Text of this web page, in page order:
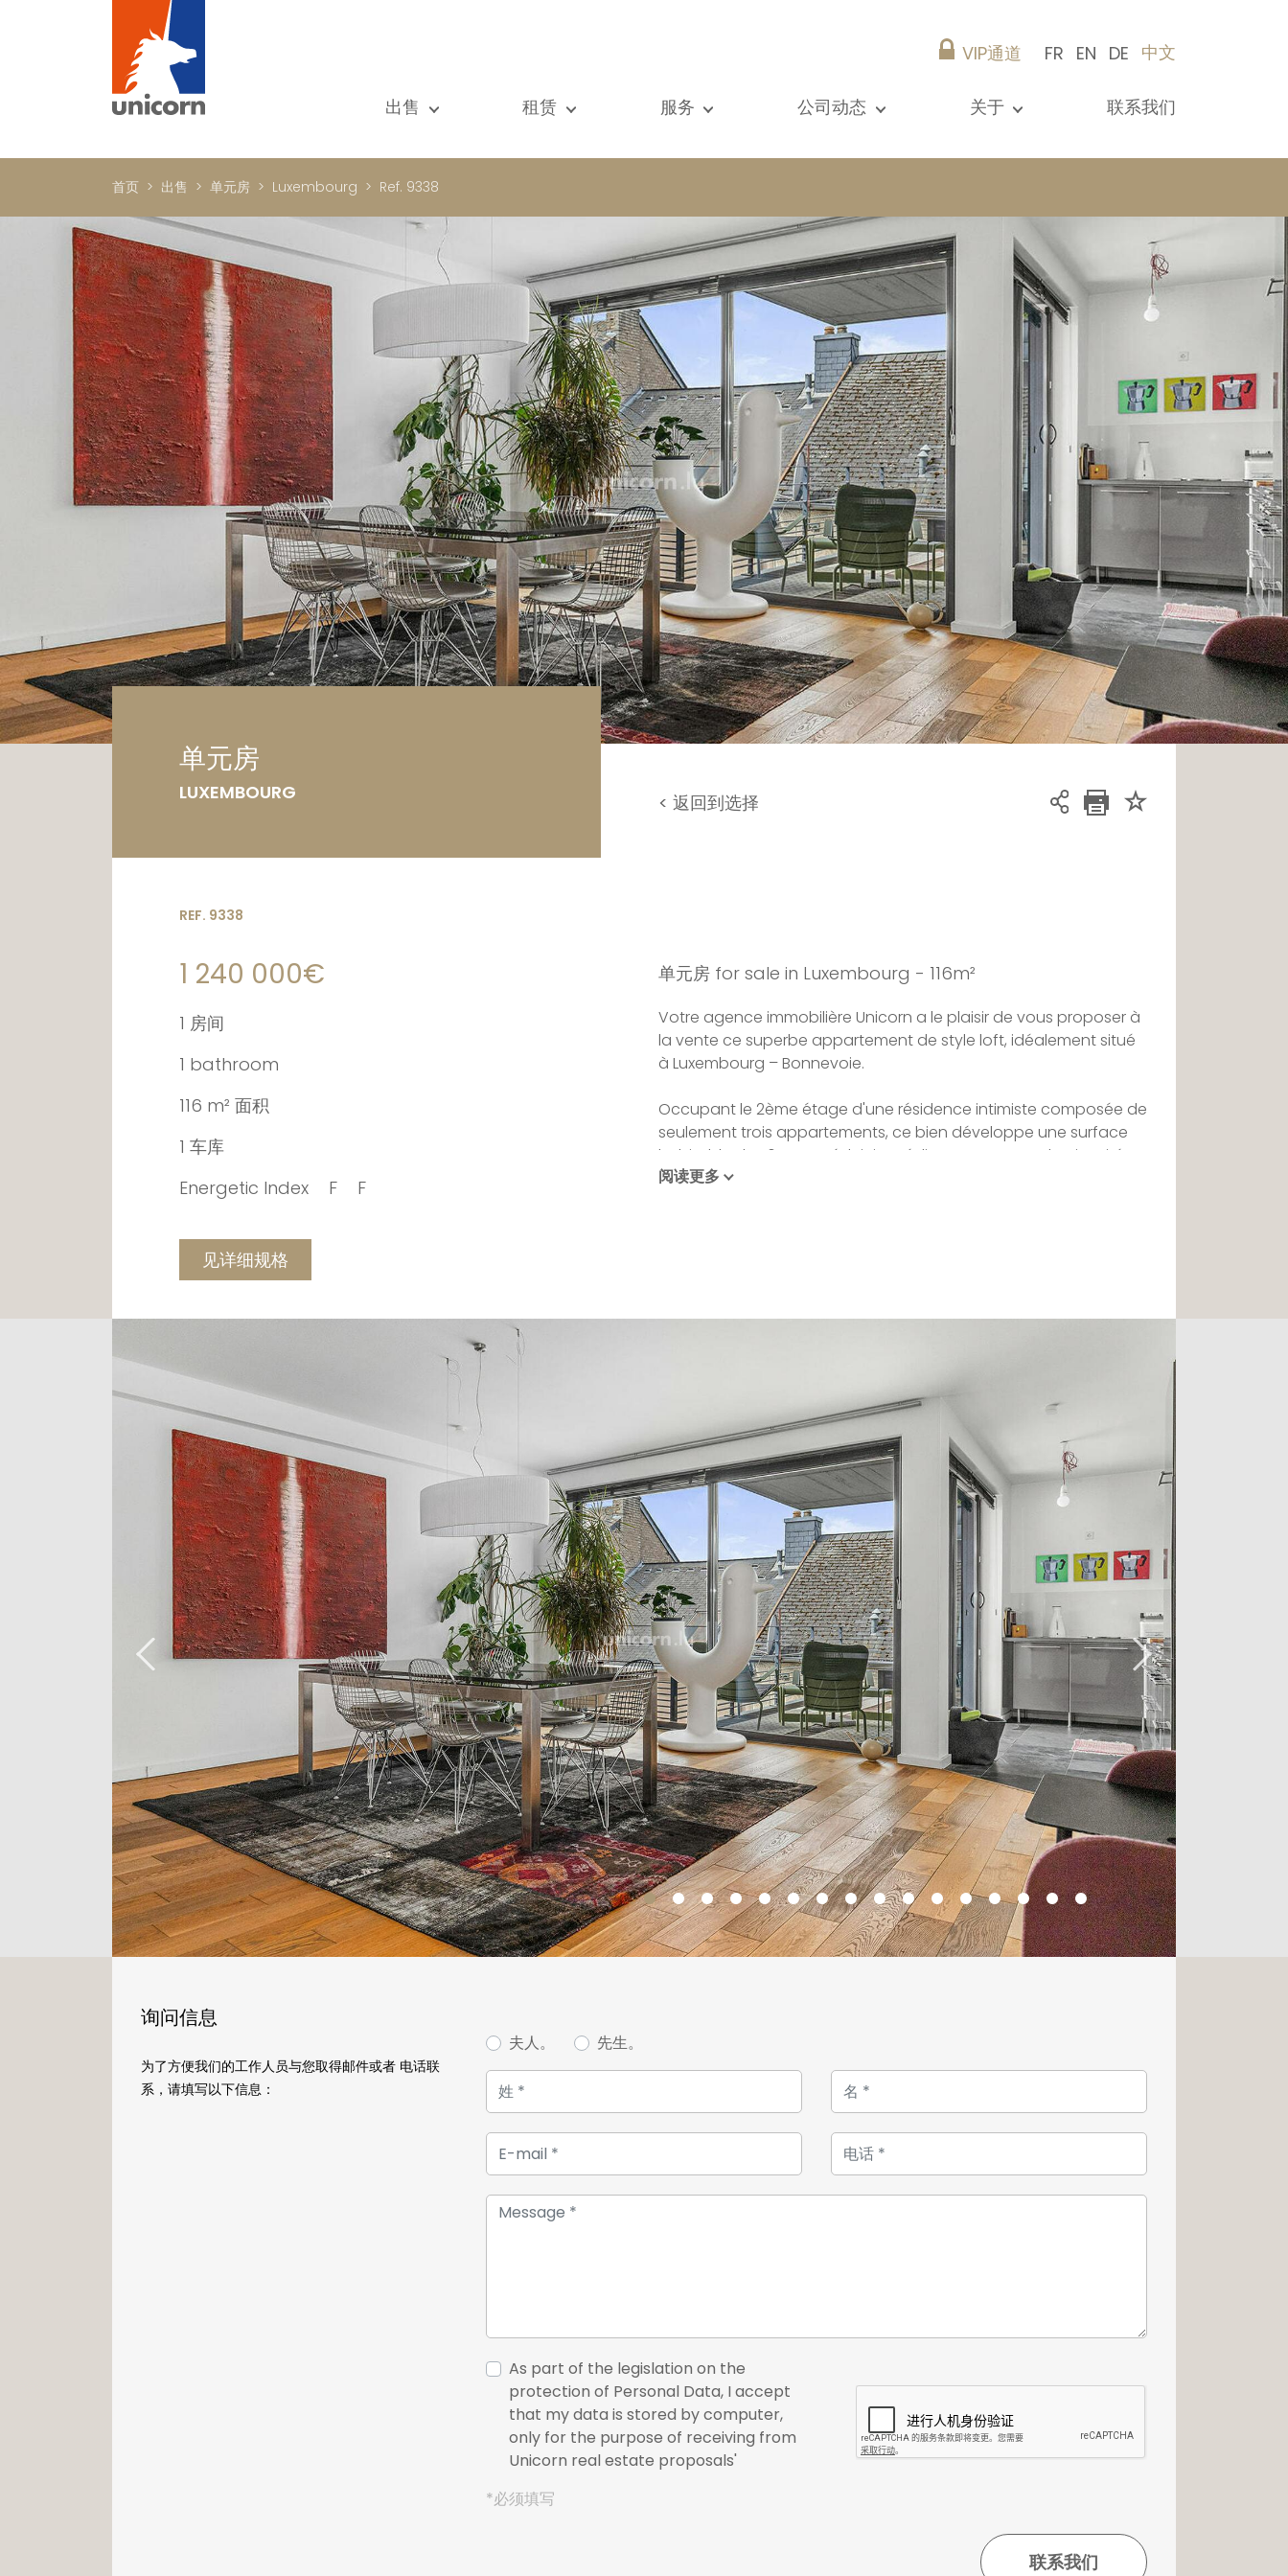
VIP通道 FR EN DE 中文
出售
新建
顶级豪宅
Investment property
书房
商铺
车库 / 停车场
土地
租赁
国际的
书房
商铺
车库 / 停车场
服务
搜索
Vip通道
房屋租赁托管
物业管理
公司动态
关于
建议
职业生涯
联系我们
首页 出售 单元房 Luxembourg Ref. 9338
单元房
LUXEMBOURG < 返回到选择
REF. 9338
1 240 000€
1 房间
1 bathroom
116 m² 面积
1 车库
Energetic Index
F F
见详细规格
单元房 for sale in Luxembourg - 116m²
Votre agence immobilière Unicorn a le plaisir de vous proposer à
la vente ce superbe appartement de style loft, idéalement situé
à Luxembourg – Bonnevoie.
Occupant le 2ème étage d'une résidence intimiste composée de
seulement trois appartements, ce bien développe une surface
habitable de 116 m² et séduit immédiatement par sa luminosité
exceptionnelle, ses grandes ouvertures et son atmosphère
apportant charme et caractère à l'ensemble. Cet espace se
La partie nuit se compose d'une chambre à coucher, d'un
bureau pouvant également faire office de chambre d'appoint
ou d'espace de télétravail, ainsi que d'une salle de bains
récemment rénovée avec goût et de WC séparés.
Un garage fermé individuel avec cave est disponible en
complément pour 60.000€.
Situé dans une rue calme, à proximité immédiate des
commerces, des transports en commun et de la gare de
Luxembourg, ce bien bénéficie d'un emplacement recherché,
alliant confort de vie et praticité au quotidien.
Pour toute information complémentaire ou pour organiser une
visite privée, veuillez contacter Unicorn Real Estate au +352 26 54
17 17.
阅读更多
询问信息
为了方便我们的工作人员与您取得邮件或者 电话联
系，请填写以下信息：
夫人。 先生。
As part of the legislation on the
protection of Personal Data, I accept
that my data is stored by computer,
only for the purpose of receiving from
Unicorn real estate proposals'
*必须填写